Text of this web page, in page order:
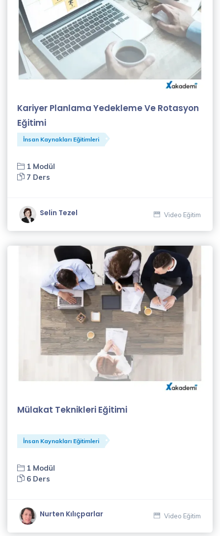
Onur
Akkuş
(1)
Özlem
Recep
Algül
(4)
Said
Selahattin
Taşkın (1)
Eğitmeni
Özbeyli
(1)
Diren
Kariyer Planlama Yedekleme Ve Rotasyon
Eğitimi
İnsan Kaynakları Eğitimleri
1 Modül
7 Ders
Selin Tezel Video Eğitim
Mülakat Teknikleri Eğitimi
İnsan Kaynakları Eğitimleri
1 Modül
6 Ders
Nurten Kılıçparlar Video Eğitim